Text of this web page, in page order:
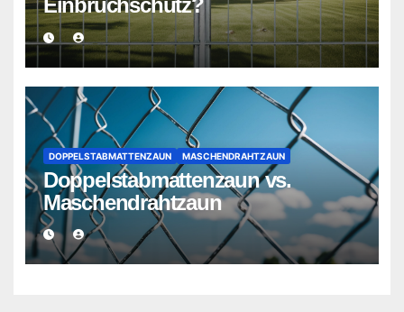
Einbruchschutz?
DOPPELSTABMATTENZAUN MASCHENDRAHTZAUN
Doppelstabmattenzaun vs.
Maschendrahtzaun